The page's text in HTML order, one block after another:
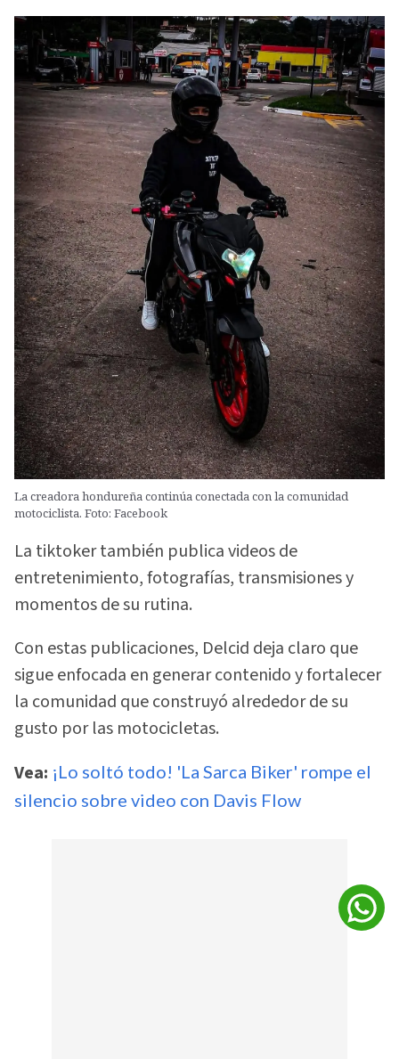
La creadora hondureña continúa conectada con la comunidad
motociclista. Foto: Facebook
La tiktoker también publica videos de
entretenimiento, fotografías, transmisiones y
momentos de su rutina.
Con estas publicaciones, Delcid deja claro que
sigue enfocada en generar contenido y fortalecer
la comunidad que construyó alrededor de su
gusto por las motocicletas.
Vea: ¡Lo soltó todo! 'La Sarca Biker' rompe el
silencio sobre video con Davis Flow